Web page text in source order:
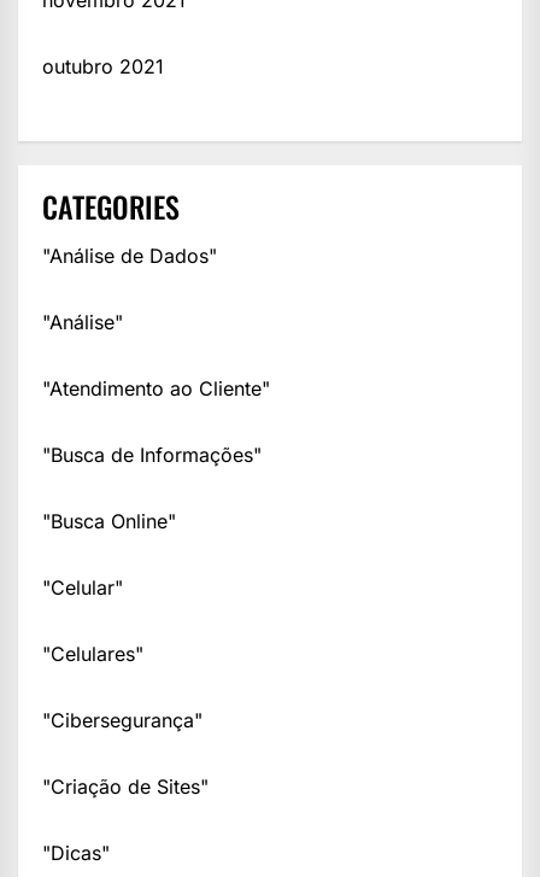
outubro 2021
CATEGORIES
"Análise de Dados"
"Análise"
"Atendimento ao Cliente"
"Busca de Informações"
"Busca Online"
"Celular"
"Celulares"
"Cibersegurança"
"Criação de Sites"
"Dicas"